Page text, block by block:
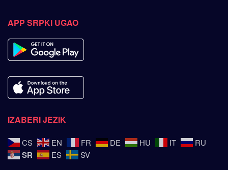
APP SRPKI UGAO
IZABERI JEZIK
CS EN FR DE HU IT RU
SR ES SV